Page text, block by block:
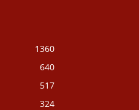
1360
640
517
324